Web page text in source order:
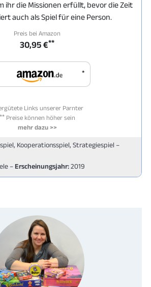
ihr die Missionen erfüllt, bevor die Zeit
auch als Spiel für eine Person.
Preis bei Amazon
30,95 €**
*
Links unserer Parnter
**Preise können höher sein
mehr dazu >>
Kooperationsspiel, Strategiespiel –
– Erscheinungsjahr:2019